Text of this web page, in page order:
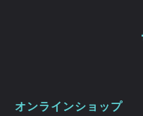
オンラインショップ